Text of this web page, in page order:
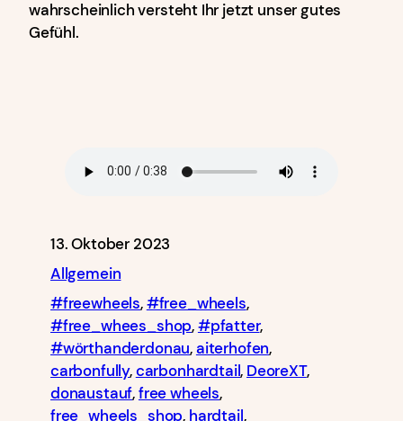
wahrscheinlich versteht Ihr jetzt unser gutes
Gefühl.
13. Oktober 2023
Allgemein
#freewheels, #free_wheels,
#free_whees_shop, #pfatter,
#wörthanderdonau, aiterhofen
carbonfully, carbonhardtail, DeoreXT,
donaustauf, free wheels,
free_wheels_shop, hardtail,